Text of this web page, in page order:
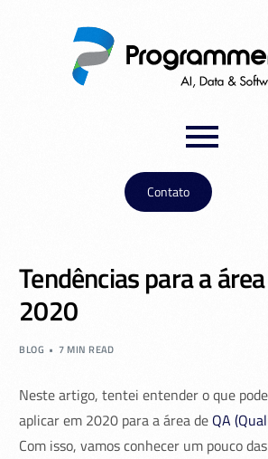
Contato
Tendências para a
2020
BLOG 7 MIN READ
Neste artigo, tentei entender o que
aplicar em 2020 para a área deQA
Com isso, vamos conhecer um pouco